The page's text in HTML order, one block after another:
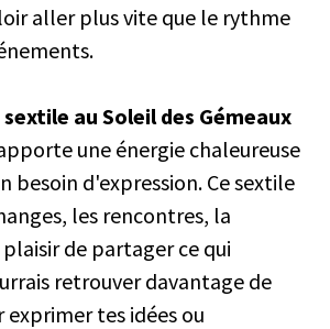
aller plus vite que le rythme
au Soleil des Gémeaux
une énergie chaleureuse
besoin d'expression. Ce sextile
les rencontres, la
de partager ce qui
retrouver davantage de
tes idées ou